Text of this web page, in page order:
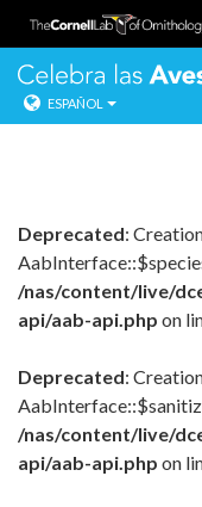
Salta
ESPAÑOL
Deprecated:
/nas/content/live/
api/aab-api.php on
Deprecated:
/nas/content/live/
api/aab-api.php on